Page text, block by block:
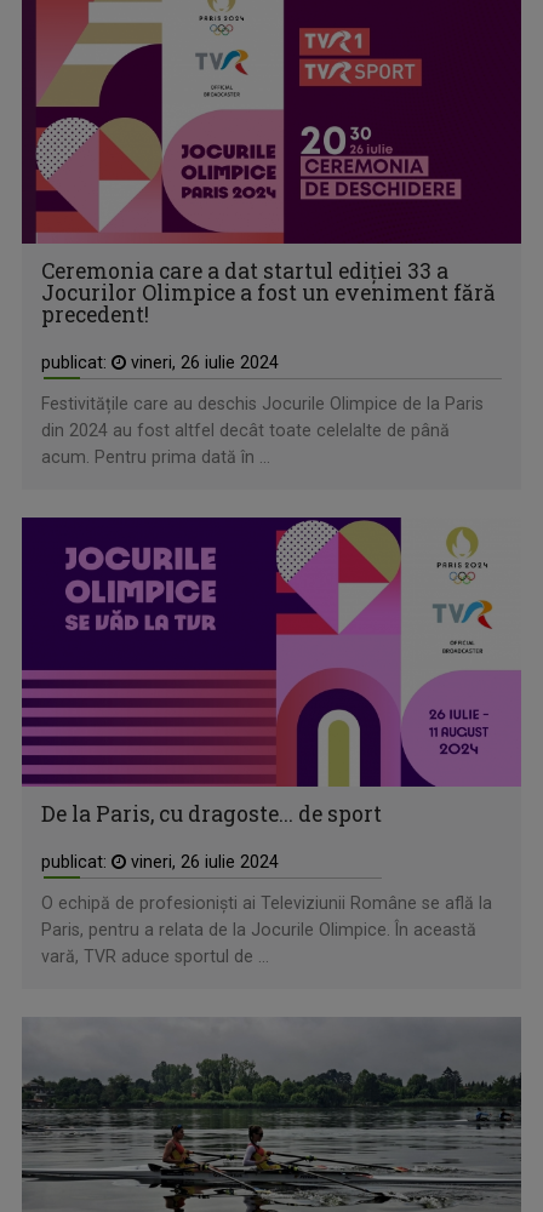
Ceremonia care a dat startul ediției 33 a
Jocurilor Olimpice a fost un eveniment fără
precedent!
publicat: vineri, 26 iulie 2024
Festivitățile care au deschis Jocurile Olimpice de la Paris
din 2024 au fost altfel decât toate celelalte de până
acum. Pentru prima dată în ...
De la Paris, cu dragoste... de sport
publicat: vineri, 26 iulie 2024
O echipă de profesionişti ai Televiziunii Române se află la
Paris, pentru a relata de la Jocurile Olimpice. În această
vară, TVR aduce sportul de ...